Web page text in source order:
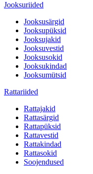
Jooksuriided
Jooksusärgid
Jooksupüksid
Jooksujakid
Jooksuvestid
Jooksusokid
Jooksukindad
Jooksumütsid
Rattariided
Rattajakid
Rattasärgid
Rattapüksid
Rattavestid
Rattakindad
Rattasokid
Soojendused